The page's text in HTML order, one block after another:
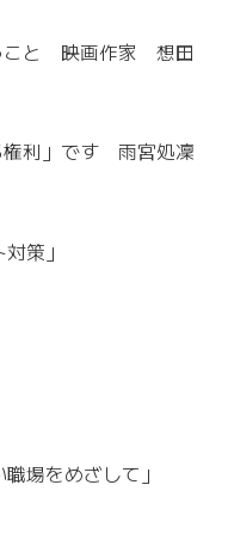
こと 映画作家 想田
権利」です 雨宮処凜
策」
場をめざして」